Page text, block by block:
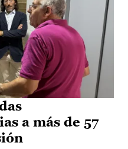
a más de 57